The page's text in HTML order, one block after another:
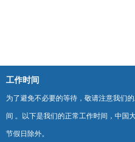
工作时间
为了避免不必要的等待，敬请注意我们
间 。以下是我们的正常工作时间，中国
节假日除外。